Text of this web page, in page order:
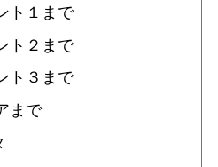
ト１まで
ト２まで
ト３まで
まで